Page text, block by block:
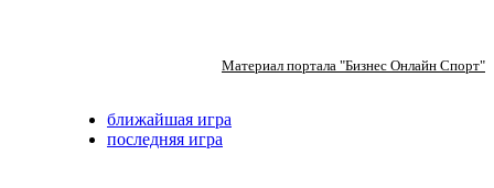
Материал портала "Бизнес Онлайн Спорт"
ближайшая игра
последняя игра